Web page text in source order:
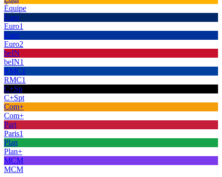
Équipe
Euro
Euro1
Euro
Euro2
beIN
beIN1
RMC1
RMC1
C+Sp
C+Spt
Com+
Com+
Pari
Paris1
Plan
Plan+
MCM
MCM